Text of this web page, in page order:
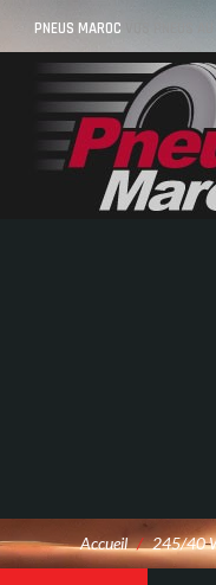
PNEUS MAROC VOS PNEUS
Accueil / 245/40